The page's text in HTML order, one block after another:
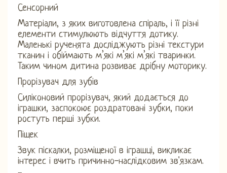
Сенсорний
Матеріали, з яких виготовлена ​​спіраль, і її різні
елементи стимулюють відчуття дотику.
Маленькі рученята досліджують різні текстури
тканин і обіймають м’які м’які м’які тваринки.
Таким чином дитина розвиває дрібну моторику.
Прорізувач для зубів
Силіконовий прорізувач, який додається до
іграшки, заспокоює роздратовані зубки, поки
ростуть перші зубки.
Піщек
Звук піскалки, розміщеної в іграшці, викликає
інтерес і вчить причинно-наслідковим зв'язкам.